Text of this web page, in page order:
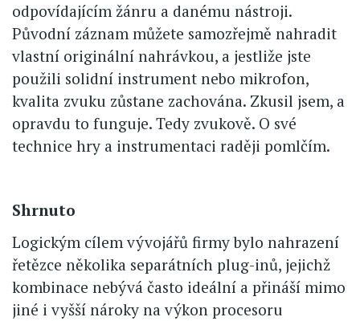
odpovídajícím žánru a danému nástroji.
Původní záznam můžete samozřejmě nahradit
vlastní originální nahrávkou, a jestliže jste
použili solidní instrument nebo mikrofon,
kvalita zvuku zůstane zachována. Zkusil jsem, a
opravdu to funguje. Tedy zvukově. O své
technice hry a instrumentaci raději pomlčím.
Shrnuto
Logickým cílem vývojářů firmy bylo nahrazení
řetězce několika separátních plug-inů, jejichž
kombinace nebývá často ideální a přináší mimo
jiné i vyšší nároky na výkon procesoru